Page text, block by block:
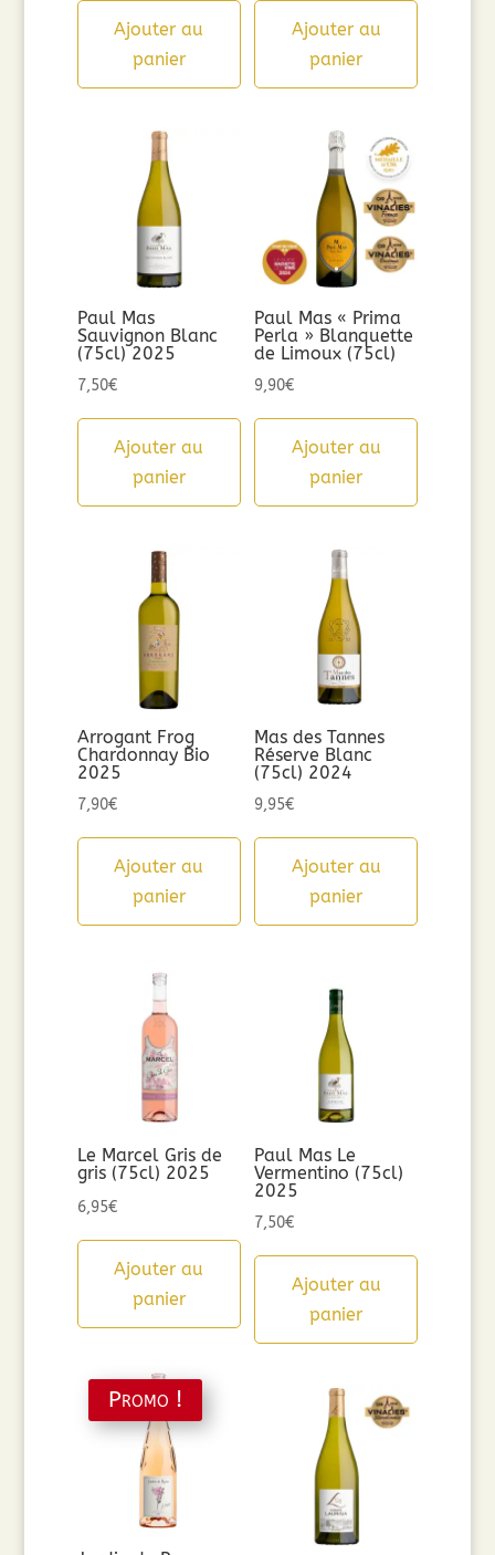
Ajouter au
panier
Ajouter au
panier
Paul Mas
Sauvignon Blanc
(75cl) 2025
7,50€
Ajouter au
panier
Paul Mas « Prima
Perla » Blanquette
de Limoux (75cl)
9,90€
Ajouter au
panier
Arrogant Frog
Chardonnay Bio
2025
7,90€
Ajouter au
panier
Mas des Tannes
Réserve Blanc
(75cl) 2024
9,95€
Ajouter au
panier
Le Marcel Gris de
gris (75cl) 2025
6,95€
Ajouter au
panier
Paul Mas Le
Vermentino (75cl)
2025
7,50€
Ajouter au
panier
Promo !